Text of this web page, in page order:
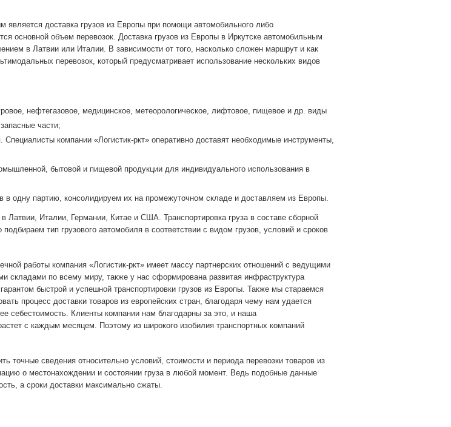
доставка грузов из Европы при помощи автомобильного либо
основной объем перевозок. Доставка грузов из Европы в Иркутске автомобильным
в Латвии или Италии. В зависимости от того, насколько сложен маршрут и как
перевозок, который предусматривает использование нескольких видов
нефтегазовое, медицинское, метеорологическое, лифтовое, пищевое и др. виды
части;
компании «Логистик-ркт» оперативно доставят необходимые инструменты,
бытовой и пищевой продукции для индивидуального использования в
одну партию, консолидируем их на промежуточном складе и доставляем из Европы.
Латвии, Италии, Германии, Китае и США. Транспортировка груза в составе сборной
тип грузового автомобиля в соответствии с видом грузов, условий и сроков
работы компания «Логистик-ркт» имеет массу партнерских отношений с ведущими
складами по всему миру, также у нас сформирована развитая инфраструктура
быстрой и успешной транспортировки грузов из Европы. Также мы стараемся
процесс доставки товаров из европейских стран, благодаря чему нам удается
себестоимость. Клиенты компании нам благодарны за это, и наша
с каждым месяцем. Поэтому из широкого изобилия транспортных компаний
сведения относительно условий, стоимости и периода перевозки товаров из
о местонахождении и состоянии груза в любой момент. Ведь подобные данные
а сроки доставки максимально сжаты.